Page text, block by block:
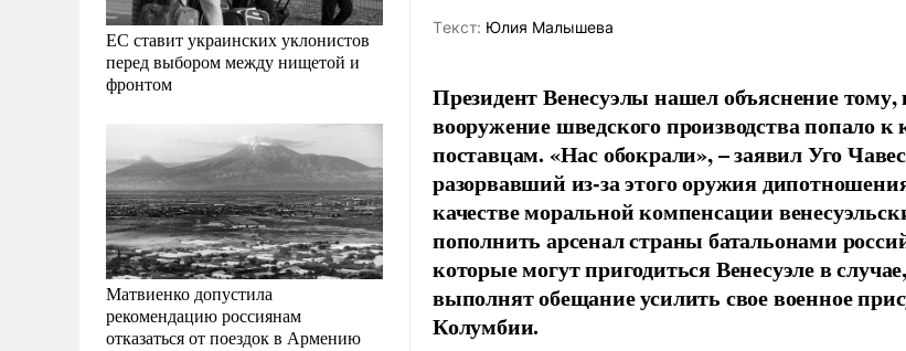
ЕС ставит украинских уклонистов
перед выбором между нищетой и
фронтом
Матвиенко допустила
рекомендацию россиянам
отказаться от поездок в Армению
Tекст: Юлия Малышева
Президент Венесуэлы нашел объяснение тому,
вооружение шведского производства попало
поставцам. «Нас обокрали», – заявил Уго
разорвавший из-за этого оружия
качестве моральной компенсации
пополнить арсенал страны батальонами
которые могут пригодиться Венесуэле в
выполнят обещание усилить свое военное
Колумбии.